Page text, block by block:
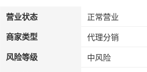
营业状态
正常营业
商家类型
代理分销
风险等级
中风险